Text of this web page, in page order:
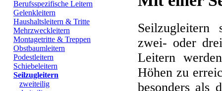
Berufsspezifische Leitern
Gelenkleitern
Haushaltsleitern & Tritte
Mehrzweckleitern
Montagetritte & Treppen
Obstbaumleitern
Podestleitern
Schiebeleitern
Seilzugleitern
zweiteilig
Seilzugleitern
zwei- oder
Leitern
Höhen zu
besonders als